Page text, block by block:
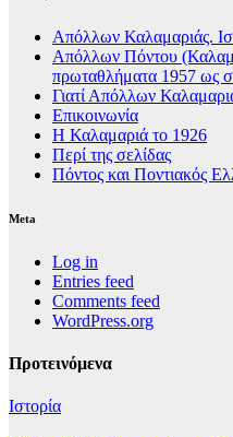
Απόλλων Καλαμαριάς.
Απόλλων Πόντου
πρωταθλήματα 1957 ως
Γιατί Απόλλων
Επικοινωνία
Η Καλαμαριά το 1926
Περί της σελίδας
Πόντος και Ποντιακός
Meta
Log in
Entries feed
Comments feed
WordPress.org
Προτεινόμενα
Ιστορία